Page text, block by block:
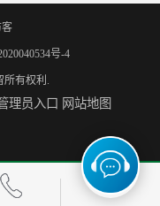
号-4
所有权利.
理员入口 网站地图